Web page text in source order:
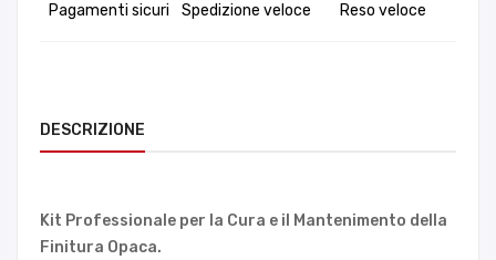
Pagamenti sicuri Spedizione veloce Reso veloce
DESCRIZIONE
Kit Professionale per la Cura e il Mantenimento della
Finitura Opaca.